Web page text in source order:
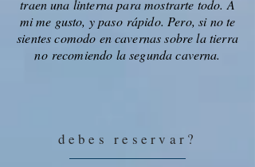
debes reservar?
traen una linterna para mostrarte todo. A
mi me gusto, y paso rápido. Pero, si no te
sientes comodo en cavernas sobre la tierra
no recomiendo la segunda caverna.